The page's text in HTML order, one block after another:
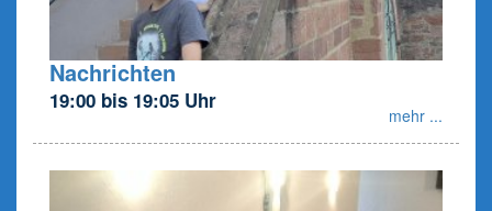
Nachrichten
19:00 bis 19:05 Uhr
mehr ...